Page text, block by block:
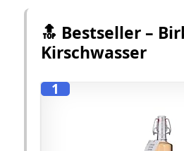
🔝 Bestseller –
Kirschwasser
1